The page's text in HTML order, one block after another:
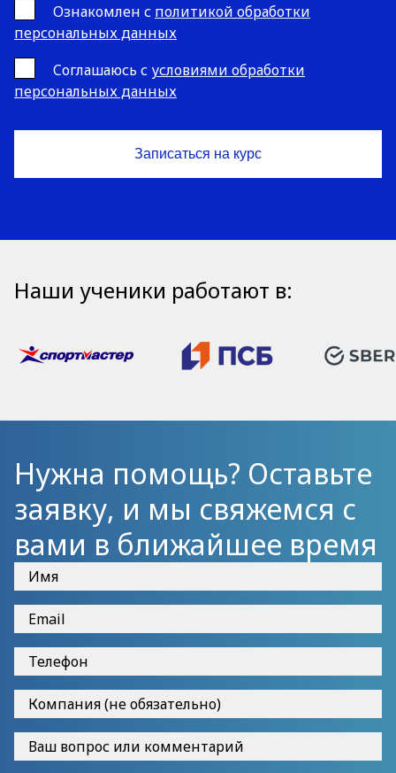
Ознакомлен с политикой обработки
персональных данных
Cоглашаюсь с условиями обработки
персональных данных
Наши ученики работают в:
Нужна помощь? Оставьте
заявку, и мы свяжемся с
вами в ближайшее время